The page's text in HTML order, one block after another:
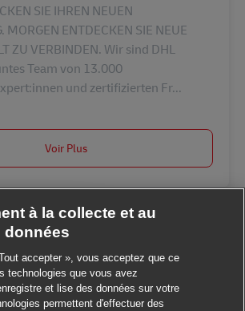
SIE IHREN NEUEN
MORGEN ENTDECKEN SIE NEUE
ZU VERBINDEN. Wir sind DHL
Team von 13.000
und zertifizierten Fr...
Voir Plus
à la collecte et au
données
accepter », vous acceptez que ce
technologies que vous avez
et lise des données sur votre
permettent d'effectuer des
intéresse ? Fermer la notification